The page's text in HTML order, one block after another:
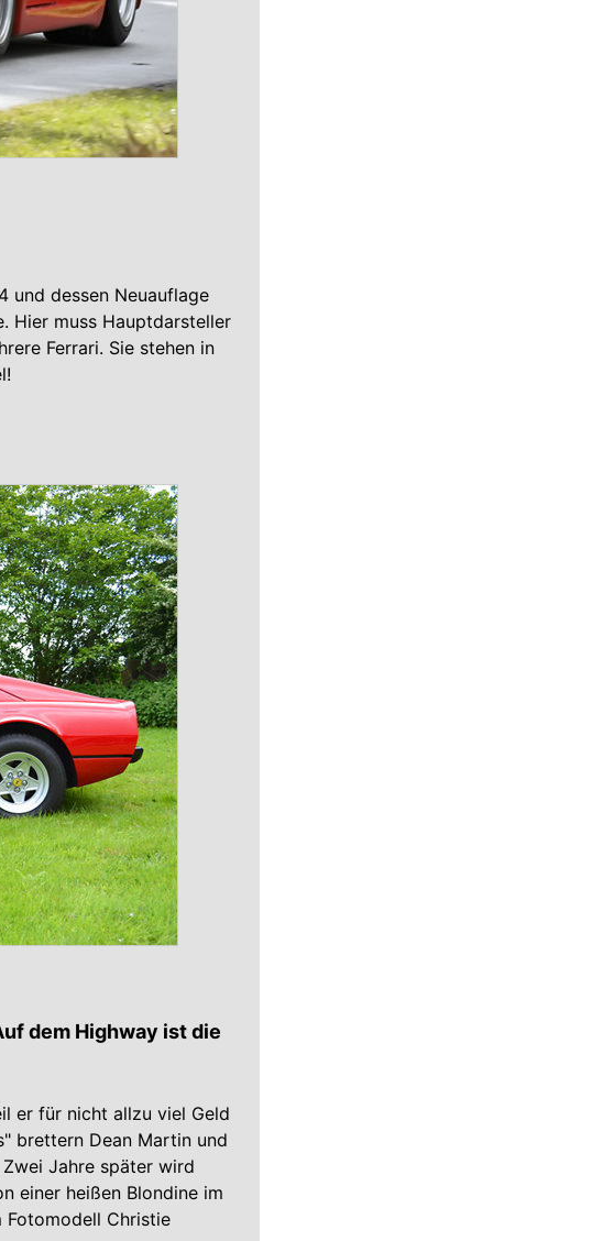
und dessen Neuauflage
Hier muss Hauptdarsteller
Ferrari. Sie stehen in
dem Highway ist die
er für nicht allzu viel Geld
brettern Dean Martin und
Jahre später wird
einer heißen Blondine im
Fotomodell Christie